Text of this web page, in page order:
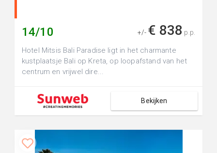
14/10 +/- € 838 p.p.
Hotel Mitsis Bali Paradise ligt in het charmante
kustplaatsje Bali op Kreta, op loopafstand van het
centrum en vrijwel dire...
Bekijken